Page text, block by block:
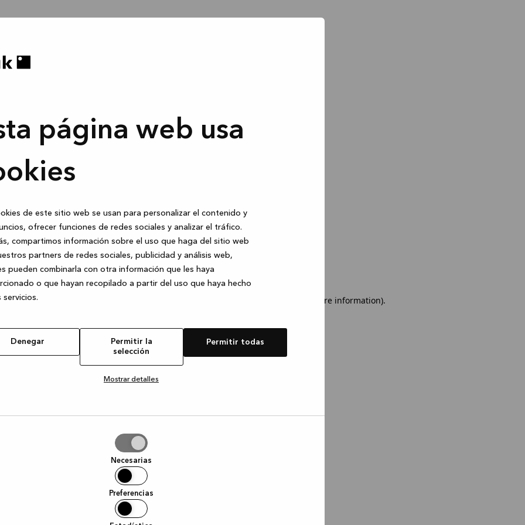
página web usa
de este sitio web se usan para personalizar el contenido y
ofrecer funciones de redes sociales y analizar el tráfico.
compartimos información sobre el uso que haga del sitio web
partners de redes sociales, publicidad y análisis web,
pueden combinarla con otra información que les haya
o que hayan recopilado a partir del uso que haya hecho
servicios.
Denegar
Permitir la
selección
Permitir todas
Mostrar detalles
Necesarias
Preferencias
has occurred (see the browser console for more information).